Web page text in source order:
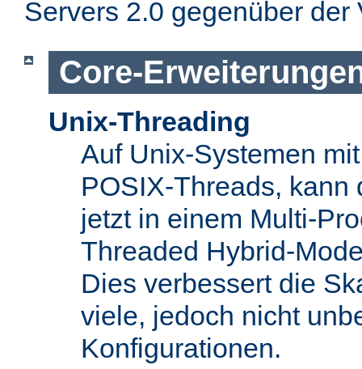
Servers 2.0 gegenüber der
Core-
Unix-Threading
Auf Unix-Systemen
POSIX-Threads, kann
jetzt in einem Multi-
Threaded Hybrid-
Dies verbessert die
viele, jedoch nicht
Konfigurationen.